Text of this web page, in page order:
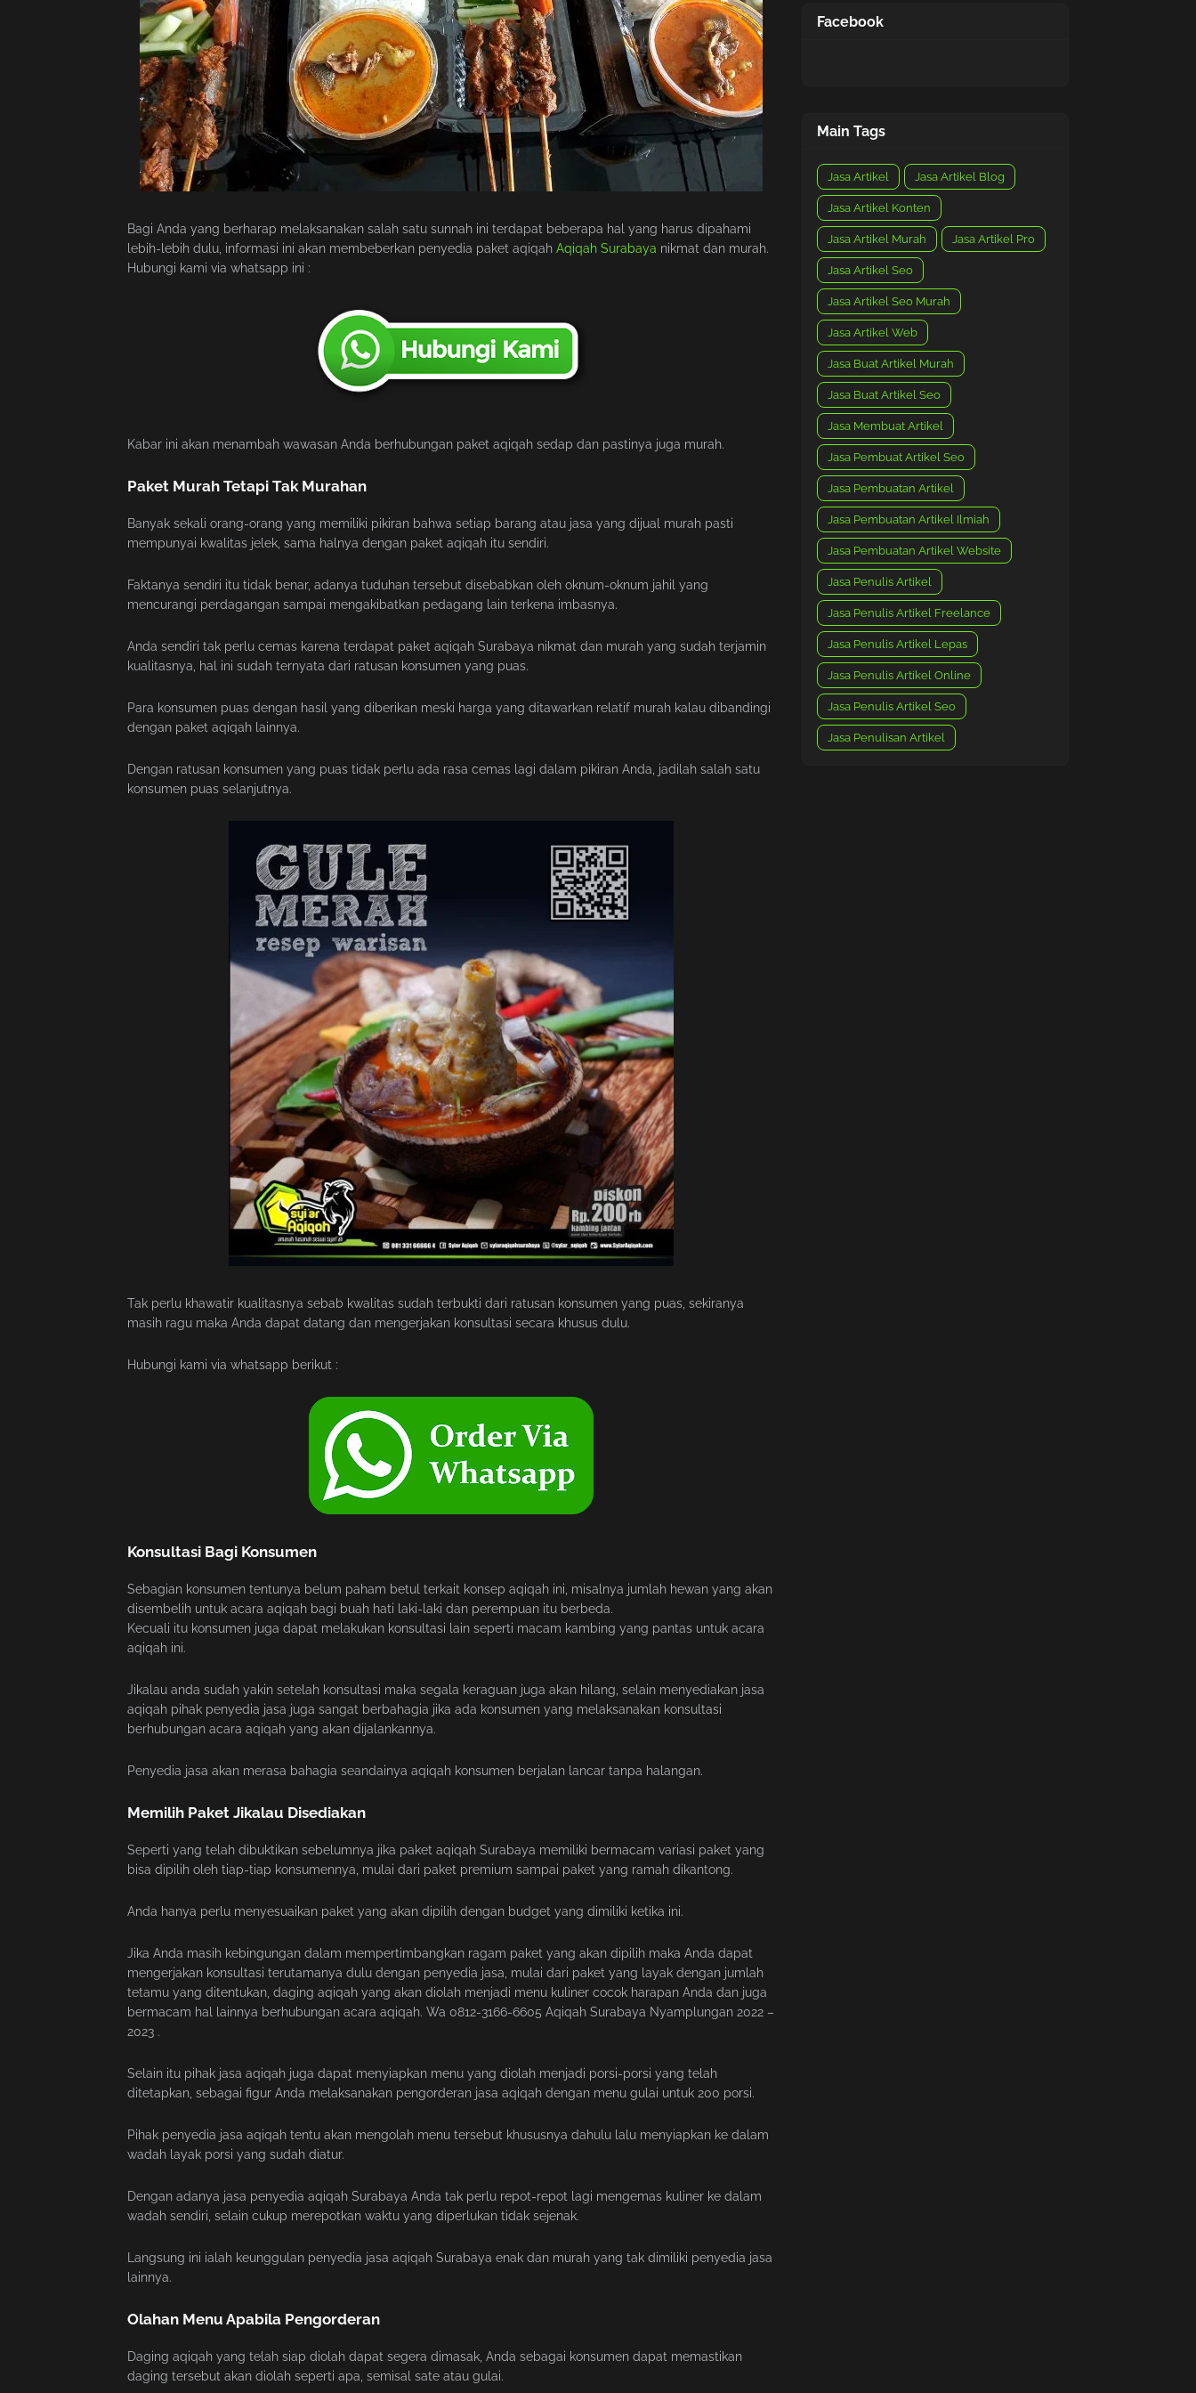
Bagi Anda yang berharap melaksanakan salah satu sunnah ini terdapat beberapa hal yang harus dipahami
lebih-lebih dulu, informasi ini akan membeberkan penyedia paket aqiqah Aqiqah Surabaya nikmat dan murah.
Hubungi kami via whatsapp ini :
Kabar ini akan menambah wawasan Anda berhubungan paket aqiqah sedap dan pastinya juga murah.
Paket Murah Tetapi Tak Murahan
Banyak sekali orang-orang yang memiliki pikiran bahwa setiap barang atau jasa yang dijual murah pasti
mempunyai kwalitas jelek, sama halnya dengan paket aqiqah itu sendiri.
Faktanya sendiri itu tidak benar, adanya tuduhan tersebut disebabkan oleh oknum-oknum jahil yang
mencurangi perdagangan sampai mengakibatkan pedagang lain terkena imbasnya.
Anda sendiri tak perlu cemas karena terdapat paket aqiqah Surabaya nikmat dan murah yang sudah terjamin
kualitasnya, hal ini sudah ternyata dari ratusan konsumen yang puas.
Para konsumen puas dengan hasil yang diberikan meski harga yang ditawarkan relatif murah kalau dibandingi
dengan paket aqiqah lainnya.
Dengan ratusan konsumen yang puas tidak perlu ada rasa cemas lagi dalam pikiran Anda, jadilah salah satu
konsumen puas selanjutnya.
Tak perlu khawatir kualitasnya sebab kwalitas sudah terbukti dari ratusan konsumen yang puas, sekiranya
masih ragu maka Anda dapat datang dan mengerjakan konsultasi secara khusus dulu.
Hubungi kami via whatsapp berikut :
Konsultasi Bagi Konsumen
Sebagian konsumen tentunya belum paham betul terkait konsep aqiqah ini, misalnya jumlah hewan yang akan
disembelih untuk acara aqiqah bagi buah hati laki-laki dan perempuan itu berbeda.
Kecuali itu konsumen juga dapat melakukan konsultasi lain seperti macam kambing yang pantas untuk acara
aqiqah ini.
Jikalau anda sudah yakin setelah konsultasi maka segala keraguan juga akan hilang, selain menyediakan jasa
aqiqah pihak penyedia jasa juga sangat berbahagia jika ada konsumen yang melaksanakan konsultasi
berhubungan acara aqiqah yang akan dijalankannya.
Penyedia jasa akan merasa bahagia seandainya aqiqah konsumen berjalan lancar tanpa halangan.
Memilih Paket Jikalau Disediakan
Seperti yang telah dibuktikan sebelumnya jika paket aqiqah Surabaya memiliki bermacam variasi paket yang
bisa dipilih oleh tiap-tiap konsumennya, mulai dari paket premium sampai paket yang ramah dikantong.
Anda hanya perlu menyesuaikan paket yang akan dipilih dengan budget yang dimiliki ketika ini.
Jika Anda masih kebingungan dalam mempertimbangkan ragam paket yang akan dipilih maka Anda dapat
mengerjakan konsultasi terutamanya dulu dengan penyedia jasa, mulai dari paket yang layak dengan jumlah
tetamu yang ditentukan, daging aqiqah yang akan diolah menjadi menu kuliner cocok harapan Anda dan juga
bermacam hal lainnya berhubungan acara aqiqah. Wa 0812-3166-6605 Aqiqah Surabaya Nyamplungan 2022 –
2023 .
Selain itu pihak jasa aqiqah juga dapat menyiapkan menu yang diolah menjadi porsi-porsi yang telah
ditetapkan, sebagai figur Anda melaksanakan pengorderan jasa aqiqah dengan menu gulai untuk 200 porsi.
Pihak penyedia jasa aqiqah tentu akan mengolah menu tersebut khususnya dahulu lalu menyiapkan ke dalam
wadah layak porsi yang sudah diatur.
Dengan adanya jasa penyedia aqiqah Surabaya Anda tak perlu repot-repot lagi mengemas kuliner ke dalam
wadah sendiri, selain cukup merepotkan waktu yang diperlukan tidak sejenak.
Langsung ini ialah keunggulan penyedia jasa aqiqah Surabaya enak dan murah yang tak dimiliki penyedia jasa
lainnya.
Olahan Menu Apabila Pengorderan
Daging aqiqah yang telah siap diolah dapat segera dimasak, Anda sebagai konsumen dapat memastikan
daging tersebut akan diolah seperti apa, semisal sate atau gulai.
Facebook
Main Tags
Jasa Artikel Jasa Artikel Blog
Jasa Artikel Konten
Jasa Artikel Murah Jasa Artikel Pro
Jasa Artikel Seo
Jasa Artikel Seo Murah
Jasa Artikel Web
Jasa Buat Artikel Murah
Jasa Buat Artikel Seo
Jasa Membuat Artikel
Jasa Pembuat Artikel Seo
Jasa Pembuatan Artikel
Jasa Pembuatan Artikel Ilmiah
Jasa Pembuatan Artikel Website
Jasa Penulis Artikel
Jasa Penulis Artikel Freelance
Jasa Penulis Artikel Lepas
Jasa Penulis Artikel Online
Jasa Penulis Artikel Seo
Jasa Penulisan Artikel